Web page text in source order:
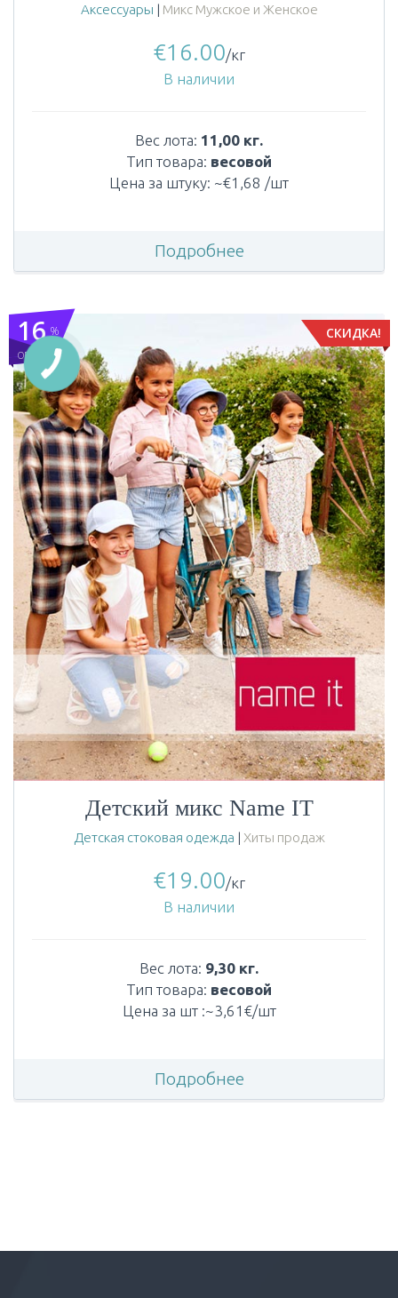
Аксессуары | Микс Мужское и Женское
€16.00/кг
В наличии
Вес лота: 11,00 кг.
Тип товара: весовой
Цена за штуку: ~€1,68 /шт
Подробнее
СКИДКА!
%
OFF
16
Детский микс Name IT
Детская стоковая одежда | Хиты продаж
€19.00/кг
В наличии
Вес лота: 9,30 кг.
Тип товара: весовой
Цена за шт :~3,61€/шт
Подробнее